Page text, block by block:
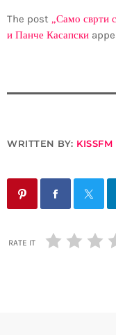
The post „Само сврти
и Панче Касапски
WRITTEN BY: KISSFM
RATE IT